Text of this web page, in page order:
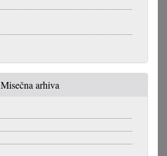
Misečna arhiva